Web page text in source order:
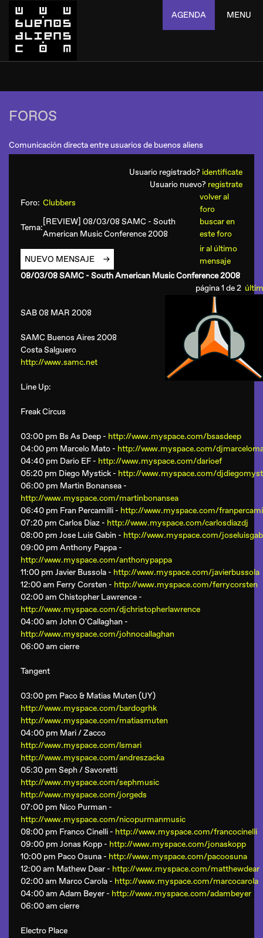
AGENDA MENU
FOROS
Comunicación directa entre usuarios de buenos aliens
Usuario registrado? identificate
Usuario nuevo? registrate
Foro: Clubbers
volver al
foro
Tema:
[REVIEW] 08/03/08 SAMC - South
American Music Conference 2008
buscar en
este foro
NUEVO MENSAJE
ir al último
mensaje
08/03/08 SAMC - South American Music Conference 2008
página 1 de 2
SAB 08 MAR 2008
SAMC Buenos Aires 2008
Costa Salguero
http://www.samc.net
Line Up:
Freak Circus
03:00 pm Bs As Deep - http://www.myspace.com/bsasdeep
04:00 pm Marcelo Mato - http://www.myspace.com/
04:40 pm Dario EF - http://www.myspace.com/darioef
05:20 pm Diego Mystick - http://www.myspace.com/
06:00 pm Martin Bonansea -
http://www.myspace.com/martinbonansea
06:40 pm Fran Percamilli - http://www.myspace.com/
07:20 pm Carlos Diaz - http://www.myspace.com/carlosdiazdj
08:00 pm Jose Luis Gabin - http://www.myspace.com/
09:00 pm Anthony Pappa -
http://www.myspace.com/anthonypappa
11:00 pm Javier Bussola - http://www.myspace.com/javierbussola
12:00 am Ferry Corsten - http://www.myspace.com/ferrycorsten
02:00 am Chistopher Lawrence -
http://www.myspace.com/djchristopherlawrence
04:00 am John O'Callaghan -
http://www.myspace.com/johnocallaghan
06:00 am cierre
Tangent
03:00 pm Paco & Matias Muten (UY)
http://www.myspace.com/bardogrhk
http://www.myspace.com/matiasmuten
04:00 pm Mari / Zacco
http://www.myspace.com/lsmari
http://www.myspace.com/andreszacka
05:30 pm Seph / Savoretti
http://www.myspace.com/sephmusic
http://www.myspace.com/jorgeds
07:00 pm Nico Purman -
http://www.myspace.com/nicopurmanmusic
08:00 pm Franco Cinelli - http://www.myspace.com/francocinelli
09:00 pm Jonas Kopp - http://www.myspace.com/jonaskopp
10:00 pm Paco Osuna - http://www.myspace.com/pacoosuna
12:00 am Mathew Dear - http://www.myspace.com/matthewdear
02:00 am Marco Carola - http://www.myspace.com/marcocarola
04:00 am Adam Beyer - http://www.myspace.com/adambeyer
06:00 am cierre
Electro Place